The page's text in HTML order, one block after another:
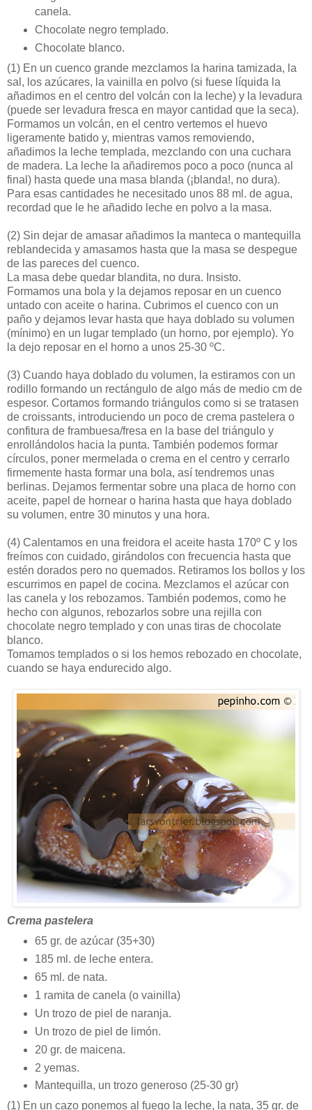
canela.
Chocolate negro templado.
Chocolate blanco.
(1) En un cuenco grande mezclamos la harina tamizada, la
sal, los azúcares, la vainilla en polvo (si fuese líquida la
añadimos en el centro del volcán con la leche) y la levadura
(puede ser levadura fresca en mayor cantidad que la seca).
Formamos un volcán, en el centro vertemos el huevo
ligeramente batido y, mientras vamos removiendo,
añadimos la leche templada, mezclando con una cuchara
de madera. La leche la añadiremos poco a poco (nunca al
final) hasta quede una masa blanda (¡blanda!, no dura).
Para esas cantidades he necesitado unos 88 ml. de agua,
recordad que le he añadido leche en polvo a la masa.
(2) Sin dejar de amasar añadimos la manteca o mantequilla
reblandecida y amasamos hasta que la masa se despegue
de las pareces del cuenco.
La masa debe quedar blandita, no dura. Insisto.
Formamos una bola y la dejamos reposar en un cuenco
untado con aceite o harina. Cubrimos el cuenco con un
paño y dejamos levar hasta que haya doblado su volumen
(mínimo) en un lugar templado (un horno, por ejemplo). Yo
la dejo reposar en el horno a unos 25-30 ºC.
(3) Cuando haya doblado du volumen, la estiramos con un
rodillo formando un rectángulo de algo más de medio cm de
espesor. Cortamos formando triángulos como si se tratasen
de croissants, introduciendo un poco de crema pastelera o
confitura de frambuesa/fresa en la base del triángulo y
enrollándolos hacia la punta. También podemos formar
círculos, poner mermelada o crema en el centro y cerrarlo
firmemente hasta formar una bola, así tendremos unas
berlinas. Dejamos fermentar sobre una placa de horno con
aceite, papel de hornear o harina hasta que haya doblado
su volumen, entre 30 minutos y una hora.
(4) Calentamos en una freidora el aceite hasta 170º C y los
freímos con cuidado, girándolos con frecuencia hasta que
estén dorados pero no quemados. Retiramos los bollos y los
escurrimos en papel de cocina. Mezclamos el azúcar con
las canela y los rebozamos. También podemos, como he
hecho con algunos, rebozarlos sobre una rejilla con
chocolate negro templado y con unas tiras de chocolate
blanco.
Tomamos templados o si los hemos rebozado en chocolate,
cuando se haya endurecido algo.
Crema pastelera
65 gr. de azúcar (35+30)
185 ml. de leche entera.
65 ml. de nata.
1 ramita de canela (o vainilla)
Un trozo de piel de naranja.
Un trozo de piel de limón.
20 gr. de maicena.
2 yemas.
Mantequilla, un trozo generoso (25-30 gr)
(1) En un cazo ponemos al fuego la leche, la nata, 35 gr. de